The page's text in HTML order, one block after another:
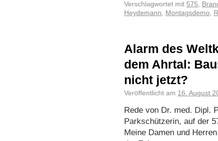
Verschlagwortet mit 575,
Heydemann, Montagsdemo,
Alarm des
dem Ahrtal:
nicht jetzt?
Veröffentlicht am 16. August
Rede von Dr. med. Dipl.
Parkschützerin, auf der
Meine Damen und